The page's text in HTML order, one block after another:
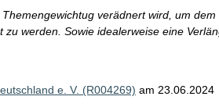
verädnert wird, um dem
werden. Sowie idealerweise eine
e. V. (R004269) am 23.06.2024